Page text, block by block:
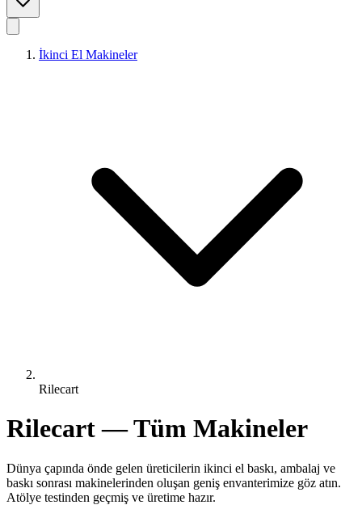
İkinci El Makineler
Rilecart
Rilecart — Tüm Makineler
Dünya çapında önde gelen üreticilerin ikinci el baskı, ambalaj ve
baskı sonrası makinelerinden oluşan geniş envanterimize göz atın.
Atölye testinden geçmiş ve üretime hazır.